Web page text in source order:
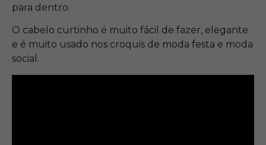
para dentro.
O cabelo curtinho é muito fácil de fazer, elegante
e é muito usado nos croquis de moda festa e moda
social.